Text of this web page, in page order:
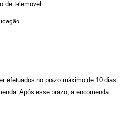
de telemovel
efetuados no prazo máximo de 10 dias
Após esse prazo, a encomenda